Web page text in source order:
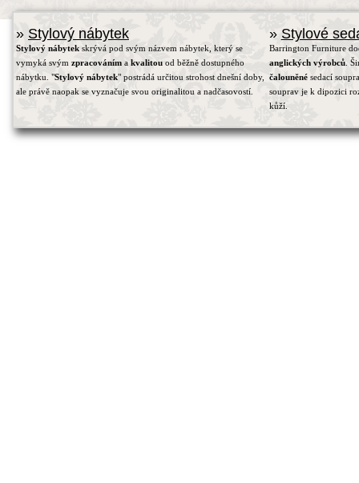
» Stylový nábytek
Stylový nábytek skrývá pod svým názvem nábytek, který se
vymyká svým zpracováním a kvalitou od běžně dostupného
nábytku. "Stylový nábytek" postrádá určitou strohost dnešní doby,
ale právě naopak se vyznačuje svou originalitou a nadčasovostí.
» Stylové
Barrington Furniture
anglických výrobců.
čalouněnésedací
souprav je k dipozici
kůží.